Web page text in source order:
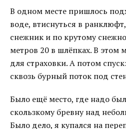
В одном месте пришлось
воде, втиснуться в
снежник и по крутому
метров 20 в шлёпках. В этом
для страховки. А потом
сквозь бурный поток под
Было ещё место, где надо
скользкому бревну над
Было дело, я купался на